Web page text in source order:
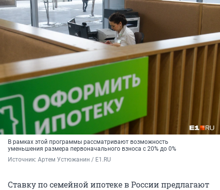
В рамках этой программы рассматривают возможность
уменьшения размера первоначального взноса с 20% до 0%
Источник: Артем Устюжанин / E1.RU
Ставку по семейной ипотеке в России предлагают